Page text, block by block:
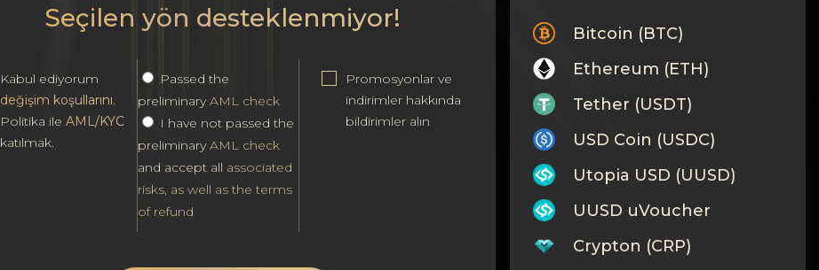
Seçilen yön desteklenmiyor!
Kabul ediyorum
değişim koşullarını.
Politika ileAML/KYC
katılmak.
Passed the
preliminaryAML check
I have not passed the
preliminaryAML check
and accept all associated
risks, as well as the terms
of refund
Promosyonlar ve
indirimler hakkında
bildirimler alın
Bitcoin (BTC)
Ethereum (ETH)
Tether (USDT)
USD Coin (USDC)
Utopia USD (UUSD)
UUSD uVoucher
Crypton (CRP)